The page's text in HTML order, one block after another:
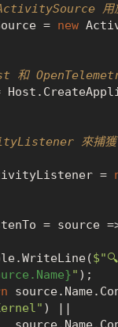
用
= new
和
來捕獲
=
Console.WriteLine(
" );
) ||